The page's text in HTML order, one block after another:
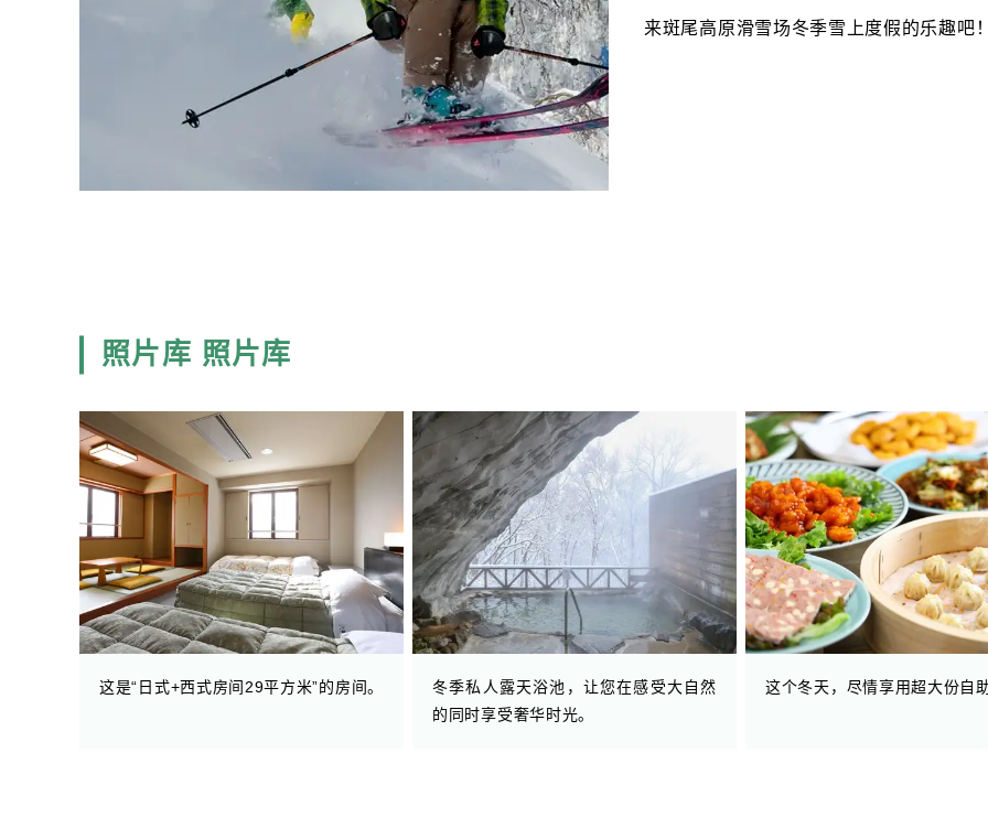
来斑尾高原滑雪场冬季雪上度假的乐趣吧！
照片库 照片库
这是“日式+西式房间29平方米”的房间。
冬季私人露天浴池，让您在感受大自然
的同时享受奢华时光。
这个冬天，尽情享用超大份自